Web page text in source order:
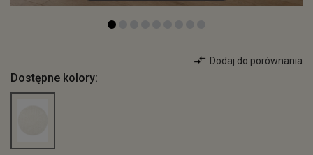
Dodaj do porównania
Dostępne kolory: